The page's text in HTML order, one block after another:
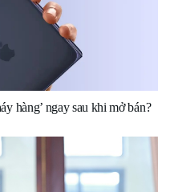
hàng’ ngay sau khi mở bán?